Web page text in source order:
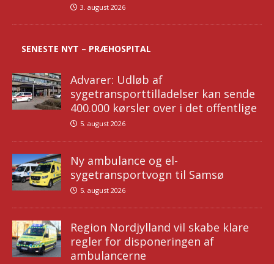
3. august 2026
SENESTE NYT – PRÆHOSPITAL
Advarer: Udløb af
sygetransporttilladelser kan sende
400.000 kørsler over i det offentlige
5. august 2026
Ny ambulance og el-
sygetransportvogn til Samsø
5. august 2026
Region Nordjylland vil skabe klare
regler for disponeringen af
ambulancerne